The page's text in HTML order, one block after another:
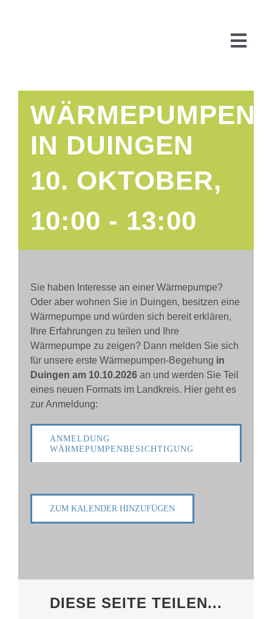
Start
IN DUINGEN
10. OKTOBER,
10:00 - 13:00
Sie haben Interesse an einer Wärmepumpe?
Oder aber wohnen Sie in Duingen, besitzen eine
Wärmepumpe und würden sich bereit erklären,
Ihre Erfahrungen zu teilen und Ihre
Wärmepumpe zu zeigen? Dann melden Sie sich
für unsere erste Wärmepumpen-Begehung in
Duingen am 10.10.2026 an und werden Sie Teil
eines neuen Formats im Landkreis. Hier geht es
zur Anmeldung:
ANMELDUNG
WÄRMEPUMPENBESICHTIGUNG
ZUM KALENDER HINZUFÜGEN
DIESE SEITE TEILEN...